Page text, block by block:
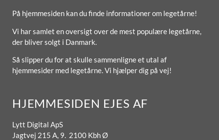
På hjemmesiden kan du finde informationer om legetårne!
Vi har samlet en oversigt over de mest populære legetårne,
der bliver solgt i Danmark.
Så slipper du for at skulle sammenligne et utal af
hjemmesider med legetårne. Vi hjælper dig på vej!
HJEMMESIDEN EJES AF
Lytt Digital ApS
Jagtvej 215 A, 9. 2100 Kbh Ø